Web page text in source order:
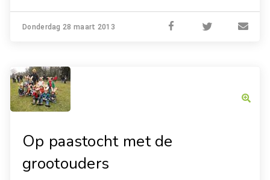
Donderdag 28 maart 2013
Op paastocht met de
grootouders